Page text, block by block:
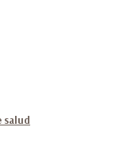
salud